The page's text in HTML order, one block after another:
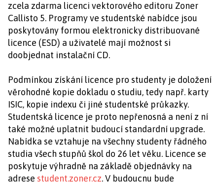
zcela zdarma licenci vektorového editoru Zoner
Callisto 5. Programy ve studentské nabídce jsou
poskytovány formou elektronicky distribuované
licence (ESD) a uživatelé mají možnost si
doobjednat instalační CD.
Podmínkou získání licence pro studenty je doložení
věrohodné kopie dokladu o studiu, tedy např. karty
ISIC, kopie indexu či jiné studentské průkazky.
Studentská licence je proto nepřenosná a není z ní
také možné uplatnit budoucí standardní upgrade.
Nabídka se vztahuje na všechny studenty řádného
studia všech stupňů škol do 26 let věku. Licence se
poskytuje výhradně na základě objednávky na
adrese student.zoner.cz. V budoucnu bude